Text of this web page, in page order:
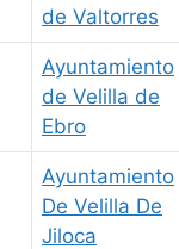
de Valtorres
Ayuntamiento
de Velilla de
Ebro
Ayuntamiento
De Velilla De
Jiloca